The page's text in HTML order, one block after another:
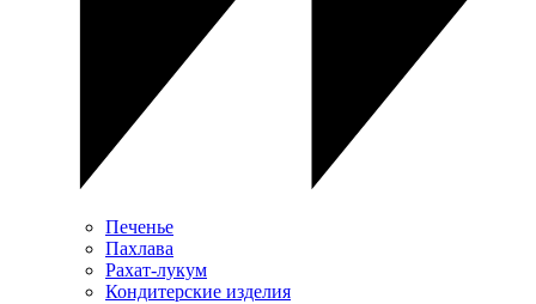
Печенье
Пахлава
Рахат-лукум
Кондитерские изделия